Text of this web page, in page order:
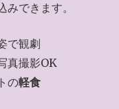
みできます。
で観劇
真撮影OK
の軽食